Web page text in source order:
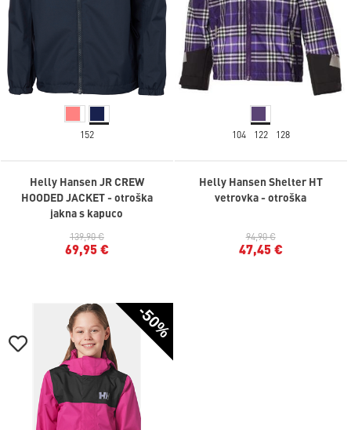
152
Helly Hansen JR CREW
HOODED JACKET - otroška
jakna s kapuco
139,90 €
69,95 €
104 122 128
Helly Hansen Shelter HT
vetrovka - otroška
94,90 €
47,45 €
-50%